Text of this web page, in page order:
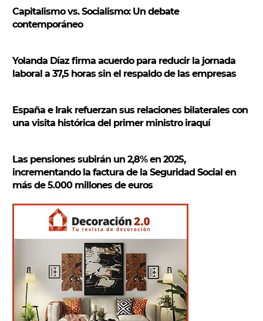
r
Capitalismo vs. Socialismo: Un debate
contemporáneo
Yolanda Díaz firma acuerdo para reducir la jornada
laboral a 37,5 horas sin el respaldo de las empresas
España e Irak refuerzan sus relaciones bilaterales con
una visita histórica del primer ministro iraquí
Las pensiones subirán un 2,8% en 2025,
incrementando la factura de la Seguridad Social en
más de 5.000 millones de euros